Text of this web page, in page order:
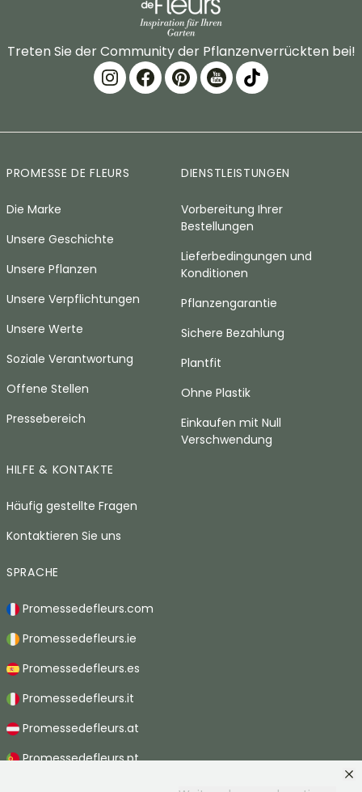
Treten Sie der Community der Pflanzenverrückten bei!
PROMESSE DE FLEURS
Die Marke
Unsere Geschichte
Unsere Pflanzen
Unsere Verpflichtungen
Unsere Werte
Soziale Verantwortung
Offene Stellen
Pressebereich
DIENSTLEISTUNGEN
Vorbereitung Ihrer
Bestellungen
Lieferbedingungen und
Konditionen
Pflanzengarantie
Sichere Bezahlung
Plantfit
Ohne Plastik
Einkaufen mit Null
Verschwendung
HILFE & KONTAKTE
Häufig gestellte Fragen
Kontaktieren Sie uns
SPRACHE
Promessedefleurs.com
Promessedefleurs.ie
Promessedefleurs.es
Promessedefleurs.it
Promessedefleurs.at
Promessedefleurs.pt